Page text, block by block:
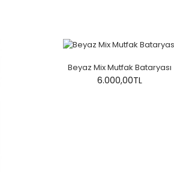
Beyaz Mix Mutfak Bataryası
6.000,00TL